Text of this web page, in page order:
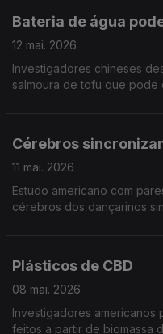
Bateria de água
12 mai. 2026
Investigadores chineses
salmoura de tofu que pode
Cérebros
11 mai. 2026
Estudo americano com
cérebros dos dançarinos
Plásticos de CBD
08 mai. 2026
Investigadores americanos
feitos a partir de biomassa